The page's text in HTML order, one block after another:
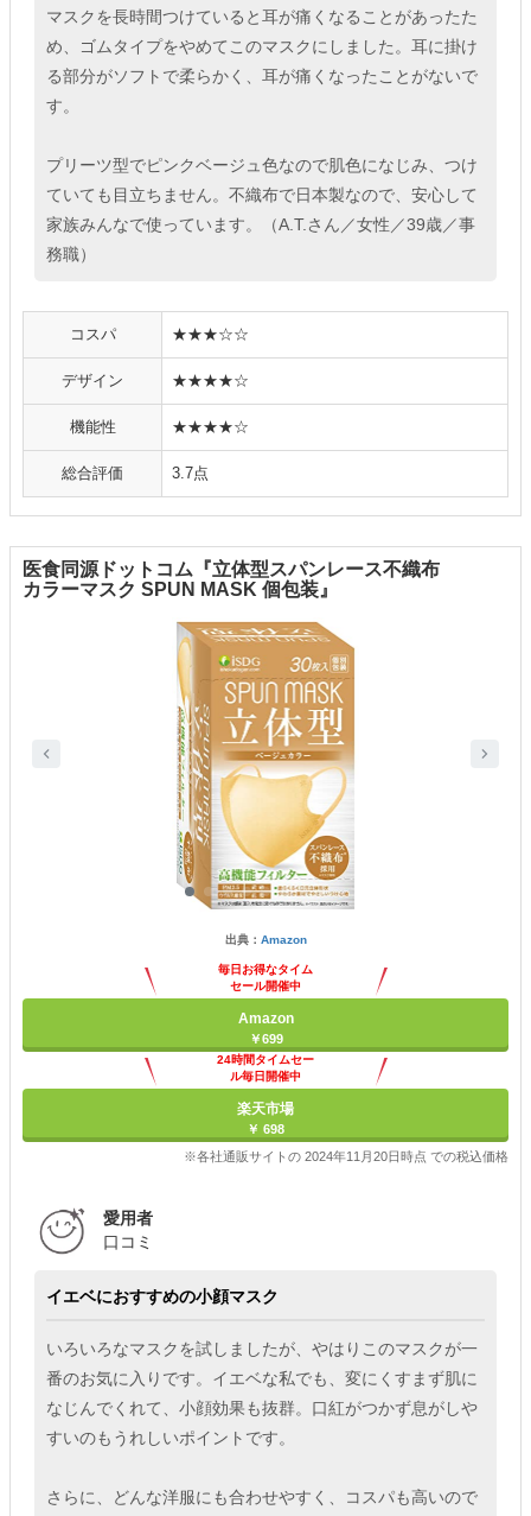
マスクを長時間つけていると耳が痛くなることがあったた
め、ゴムタイプをやめてこのマスクにしました。耳に掛け
る部分がソフトで柔らかく、耳が痛くなったことがないで
す。
プリーツ型でピンクベージュ色なので肌色になじみ、つけ
ていても目立ちません。不織布で日本製なので、安心して
家族みんなで使っています。（A.T.さん／女性／39歳／事
務職）
コスパ ★★★☆☆
デザイン ★★★★☆
機能性 ★★★★☆
総合評価 3.7点
医食同源ドットコム『立体型スパンレース不織布
カラーマスク SPUN MASK 個包装』
出典： Amazon
毎日お得なタイム
セール開催中
Amazon
￥699
24時間タイムセー
ル毎日開催中
楽天市場
￥ 698
※各社通販サイトの 2024年11月20日時点 での税込価格
愛用者
口コミ
イエベにおすすめの小顔マスク
いろいろなマスクを試しましたが、やはりこのマスクが一
番のお気に入りです。イエベな私でも、変にくすまず肌に
なじんでくれて、小顔効果も抜群。口紅がつかず息がしや
すいのもうれしいポイントです。
さらに、どんな洋服にも合わせやすく、コスパも高いので